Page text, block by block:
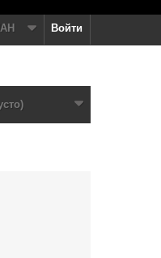
Войти